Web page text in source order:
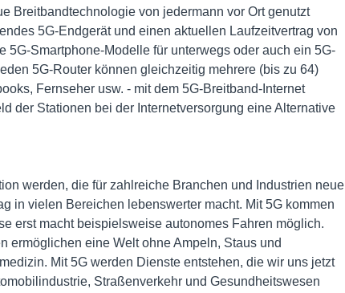
Breitbandtechnologie von jedermann vor Ort genutzt
5G-Endgerät und einen aktuellen Laufzeitvertrag von
5G-Smartphone-Modelle für unterwegs oder auch ein 5G-
5G-Router können gleichzeitig mehrere (bis zu 64)
Fernseher usw. - mit dem 5G-Breitband-Internet
der Stationen bei der Internetversorgung eine Alternative
werden, die für zahlreiche Branchen und Industrien neue
in vielen Bereichen lebenswerter macht. Mit 5G kommen
erst macht beispielsweise autonomes Fahren möglich.
ermöglichen eine Welt ohne Ampeln, Staus und
Mit 5G werden Dienste entstehen, die wir uns jetzt
Straßenverkehr und Gesundheitswesen